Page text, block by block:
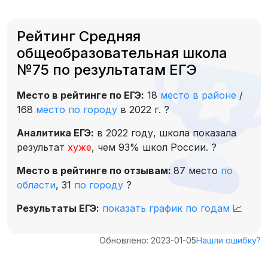
Рейтинг Средняя
общеобразовательная школа
№75 по результатам ЕГЭ
Место в рейтинге по ЕГЭ: 18 место в районе /
168 место по городу в 2022 г. ?
Аналитика ЕГЭ: в 2022 году, школа показала
результат хуже, чем 93% школ России. ?
Место в рейтинге по отзывам: 87 место по
области, 31 по городу ?
Результаты ЕГЭ: показать график по годам 📈
Обновлено: 2023-01-05Нашли ошибку?